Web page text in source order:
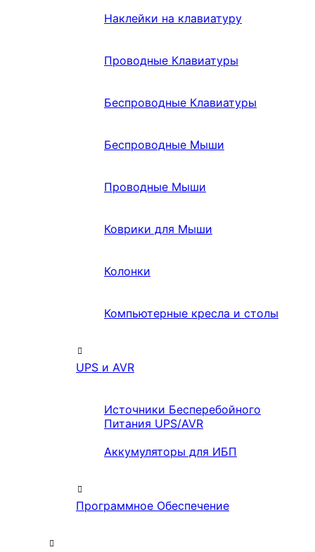
Наклейки на клавиатуру
Проводные Клавиатуры
Беспроводные Клавиатуры
Беспроводные Мыши
Проводные Мыши
Коврики для Мыши
Колонки
Компьютерные кресла и столы
UPS и AVR
Источники Бесперебойного
Питания UPS/AVR
Аккумуляторы для ИБП
Программное Обеспечение